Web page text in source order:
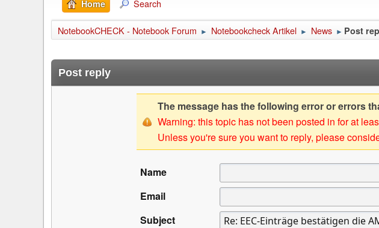
Home Search
NotebookCHECK - Notebook Forum ► Notebookcheck Artikel ► News ► Post
Post reply
The message has the following error or errors
Warning: this topic has not been posted in for at
Unless you're sure you want to reply, please
Name
Email
Subject